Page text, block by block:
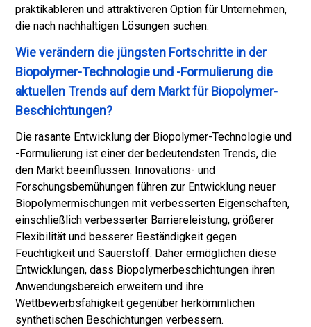
praktikableren und attraktiveren Option für Unternehmen,
die nach nachhaltigen Lösungen suchen.
Wie verändern die jüngsten Fortschritte in der
Biopolymer-Technologie und -Formulierung die
aktuellen Trends auf dem Markt für Biopolymer-
Beschichtungen?
Die rasante Entwicklung der Biopolymer-Technologie und
-Formulierung ist einer der bedeutendsten Trends, die
den Markt beeinflussen. Innovations- und
Forschungsbemühungen führen zur Entwicklung neuer
Biopolymermischungen mit verbesserten Eigenschaften,
einschließlich verbesserter Barriereleistung, größerer
Flexibilität und besserer Beständigkeit gegen
Feuchtigkeit und Sauerstoff. Daher ermöglichen diese
Entwicklungen, dass Biopolymerbeschichtungen ihren
Anwendungsbereich erweitern und ihre
Wettbewerbsfähigkeit gegenüber herkömmlichen
synthetischen Beschichtungen verbessern.